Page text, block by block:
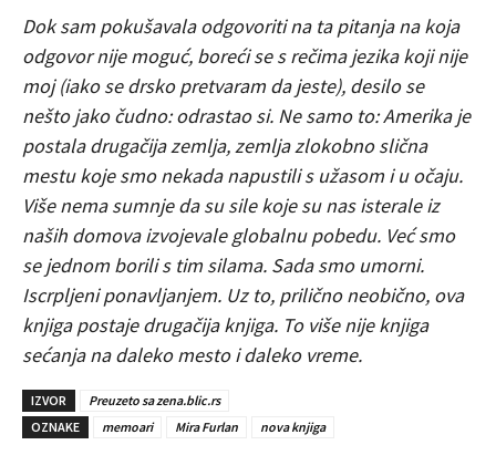
Dok sam pokušavala odgovoriti na ta pitanja na koja
odgovor nije moguć, boreći se s rečima jezika koji nije
moj (iako se drsko pretvaram da jeste), desilo se
nešto jako čudno: odrastao si. Ne samo to: Amerika je
postala drugačija zemlja, zemlja zlokobno slična
mestu koje smo nekada napustili s užasom i u očaju.
Više nema sumnje da su sile koje su nas isterale iz
naših domova izvojevale globalnu pobedu. Već smo
se jednom borili s tim silama. Sada smo umorni.
Iscrpljeni ponavljanjem. Uz to, prilično neobično, ova
knjiga postaje drugačija knjiga. To više nije knjiga
sećanja na daleko mesto i daleko vreme.
IZVOR
Preuzeto sa zena.blic.rs
OZNAKE
memoari Mira Furlan nova knjiga